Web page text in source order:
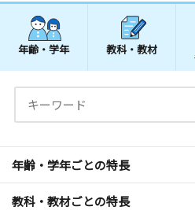
年齢・学年 教科・教材
年齢・学年ごとの特長
教科・教材ごとの特長